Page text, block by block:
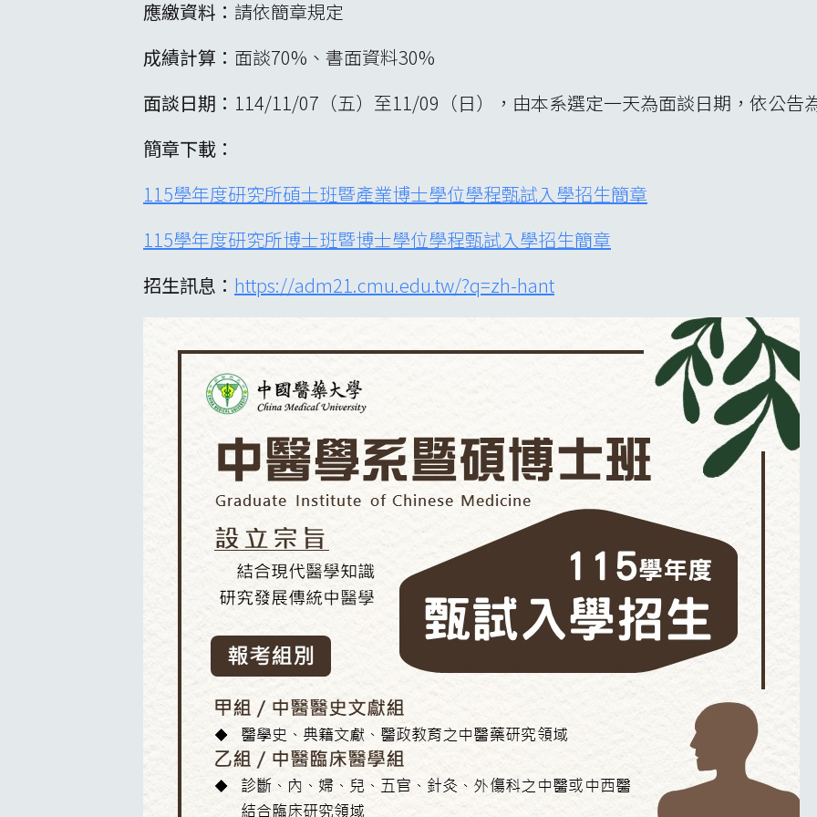
應繳資料： 請依簡章規定
成績計算： 面談70%、書面資料30%
面談日期： 114/11/07（五）至11/09（日），由本系選定一天為面談日期，依公告
簡章下載：
115學年度研究所碩士班暨產業博士學位學程甄試入學招生簡章
115學年度研究所博士班暨博士學位學程甄試入學招生簡章
招生訊息： https://adm21.cmu.edu.tw/?q=zh-hant